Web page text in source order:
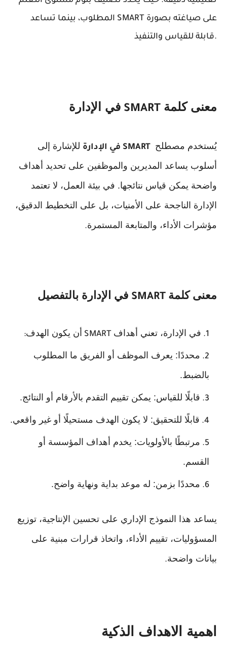
المطلوب، بينما تساعد SMART على صياغته بصورة
قابلة للقياس والتنفيذ.
معنى كلمة SMART في الإدارة
يُستخدم مصطلح SMART في الإدارة للإشارة إلى
أسلوب يساعد المديرين والموظفين على تحديد أهداف
واضحة يمكن قياس نتائجها. في بيئة العمل، لا تعتمد
الإدارة الناجحة على الأمنيات، بل على التخطيط الدقيق،
مؤشرات الأداء، والمتابعة المستمرة.
معنى كلمة SMART في الإدارة بالتفصيل
في الإدارة، تعني أهداف SMART أن يكون الهدف:
محددًا: يعرف الموظف أو الفريق ما المطلوب
بالضبط.
قابلًا للقياس: يمكن تقييم التقدم بالأرقام أو النتائج.
قابلًا للتحقيق: لا يكون الهدف مستحيلًا أو غير واقعي.
مرتبطًا بالأولويات: يخدم أهداف المؤسسة أو
القسم.
محددًا بزمن: له موعد بداية ونهاية واضح.
يساعد هذا النموذج الإداري على تحسين الإنتاجية، توزيع
المسؤوليات، تقييم الأداء، واتخاذ قرارات مبنية على
بيانات واضحة.
اهمية الاهداف الذكية